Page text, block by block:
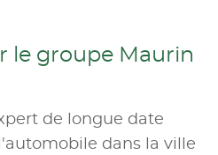
le groupe Maurin
de longue date
dans la ville